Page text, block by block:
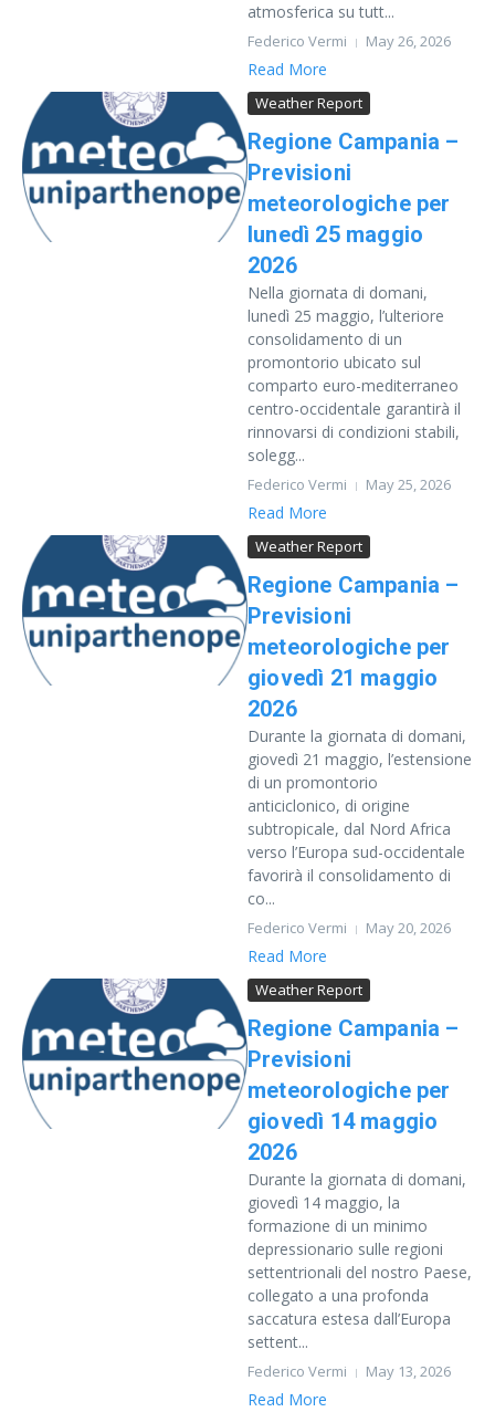
atmosferica su tutt...
Federico Vermi May 26, 2026
Read More
Weather Report
Regione Campania –
Previsioni
meteorologiche per
lunedì 25 maggio
2026
Nella giornata di domani,
lunedì 25 maggio, l’ulteriore
consolidamento di un
promontorio ubicato sul
comparto euro-mediterraneo
centro-occidentale garantirà il
rinnovarsi di condizioni stabili,
solegg...
Federico Vermi May 25, 2026
Read More
Weather Report
Regione Campania –
Previsioni
meteorologiche per
giovedì 21 maggio
2026
Durante la giornata di domani,
giovedì 21 maggio, l’estensione
di un promontorio
anticiclonico, di origine
subtropicale, dal Nord Africa
verso l’Europa sud-occidentale
favorirà il consolidamento di
co...
Federico Vermi May 20, 2026
Read More
Weather Report
Regione Campania –
Previsioni
meteorologiche per
giovedì 14 maggio
2026
Durante la giornata di domani,
giovedì 14 maggio, la
formazione di un minimo
depressionario sulle regioni
settentrionali del nostro Paese,
collegato a una profonda
saccatura estesa dall’Europa
settent...
Federico Vermi May 13, 2026
Read More